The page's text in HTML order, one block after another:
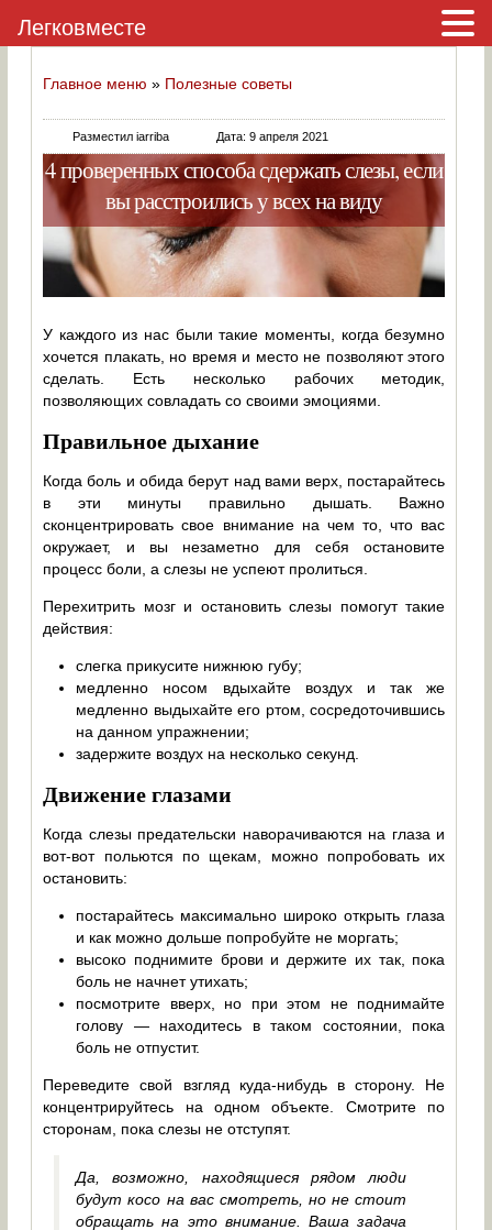
Главное меню » Полезные советы
Разместил iarriba Дата: 9 апреля 2021
4 проверенных способа сдержать слезы, если
вы расстроились у всех на виду
У каждого из нас были такие моменты, когда безумно
хочется плакать, но время и место не позволяют этого
сделать. Есть несколько рабочих методик,
позволяющих совладать со своими эмоциями.
Правильное дыхание
Когда боль и обида берут над вами верх, постарайтесь
в эти минуты правильно дышать. Важно
сконцентрировать свое внимание на чем то, что вас
окружает, и вы незаметно для себя остановите
процесс боли, а слезы не успеют пролиться.
Перехитрить мозг и остановить слезы помогут такие
действия:
слегка прикусите нижнюю губу;
медленно носом вдыхайте воздух и так же
медленно выдыхайте его ртом, сосредоточившись
на данном упражнении;
задержите воздух на несколько секунд.
Движение глазами
Когда слезы предательски наворачиваются на глаза и
вот-вот польются по щекам, можно попробовать их
остановить:
постарайтесь максимально широко открыть глаза
и как можно дольше попробуйте не моргать;
высоко поднимите брови и держите их так, пока
боль не начнет утихать;
посмотрите вверх, но при этом не поднимайте
голову — находитесь в таком состоянии, пока
боль не отпустит.
Переведите свой взгляд куда-нибудь в сторону. Не
концентрируйтесь на одном объекте. Смотрите по
сторонам, пока слезы не отступят.
Да, возможно, находящиеся рядом люди
будут косо на вас смотреть, но не стоит
обращать на это внимание. Ваша задача
Легковместе